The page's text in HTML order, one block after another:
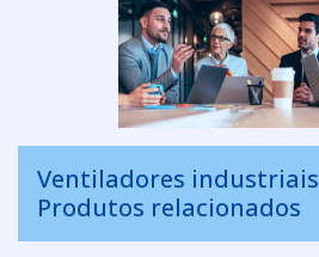
Ventiladores industriais
Produtos relacionados